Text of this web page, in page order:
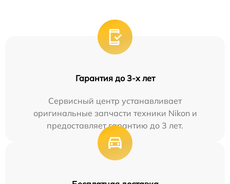
Гарантия до 3-х лет
Сервисный центр устанавливает
оригинальные запчасти техники Nikon и
предоставляет гарантию до 3 лет.